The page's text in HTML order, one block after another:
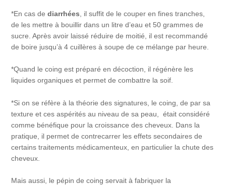
*En cas dediarrhées , il suffit de le couper en fines tranches,
de les mettre à bouillir dans un litre d’eau et 50 grammes de
sucre. Après avoir laissé réduire de moitié, il est recommandé
de boire jusqu’à 4 cuillères à soupe de ce mélange par heure.
*Quand le coing est préparé en décoction, il régénère les
liquides organiques et permet de combattre la soif.
*Si on se réfère à la théorie des signatures, le coing, de par sa
texture et ces aspérités au niveau de sa peau, était considéré
comme bénéfique pour la croissance des cheveux. Dans la
pratique, il permet de contrecarrer les effets secondaires de
certains traitements médicamenteux, en particulier la chute des
cheveux.
Mais aussi, le pépin de coing servait à fabriquer la